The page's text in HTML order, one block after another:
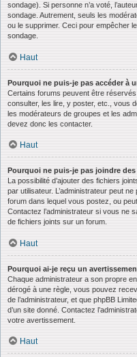
sondage). Si personne n’a voté,
sondage. Autrement, seuls les
ou le supprimer. Ceci pour empêcher
sondage.
Haut
Pourquoi ne puis-je pas accéder à
Certains forums peuvent être
consulter, les lire, y poster, etc., vous
les modérateurs de groupes et les
devez donc les contacter.
Haut
Pourquoi ne puis-je pas joindre
La possibilité d’ajouter des fichiers
par utilisateur. L’administrateur peut
forum dans lequel vous postez, ou
Contactez l’administrateur si vous ne
de fichiers joints sur un forum.
Haut
Pourquoi ai-je reçu un
Chaque administrateur a son propre
dérogé à une règle, vous pouvez
de l’administrateur, et que phpBB
d’un site donné. Contactez
votre avertissement.
Haut